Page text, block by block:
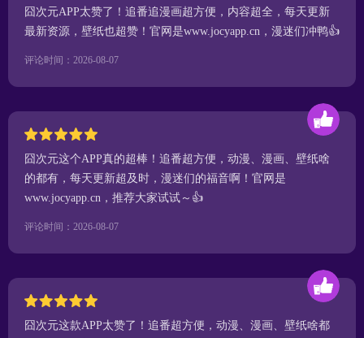
囧次元APP太赞了！追番追漫画超方便，内容超全，每天更新
最新资源，壁纸也超赞！官网是www.jocyapp.cn，漫迷们冲鸭👍
评论时间：2026-08-07
囧次元这个APP真的超棒！追番超方便，动漫、漫画、壁纸啥
的都有，每天更新超及时，漫迷们的福音啊！官网是
www.jocyapp.cn，推荐大家试试～👍
评论时间：2026-08-07
囧次元这款APP太赞了！追番超方便，动漫、漫画、壁纸啥都